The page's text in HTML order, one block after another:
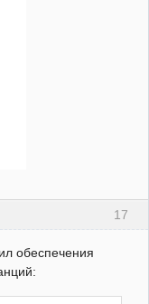
17
обеспечения